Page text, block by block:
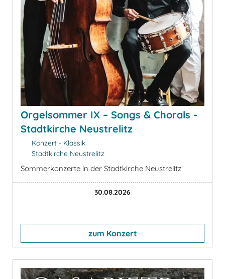
Orgelsommer IX – Songs & Chorals -
Stadtkirche Neustrelitz
Konzert - Klassik
Stadtkirche Neustrelitz
Sommerkonzerte in der Stadtkirche Neustrelitz
30.08.2026
zum Konzert